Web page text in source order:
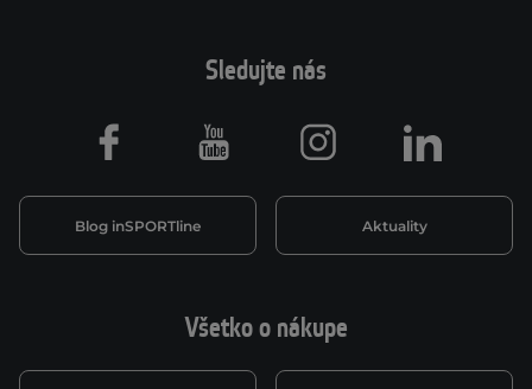
Všetko o nákupe
Sledujte nás
Blog inSPORTline Aktuality
Facebook Youtube Instagram LinkedIn